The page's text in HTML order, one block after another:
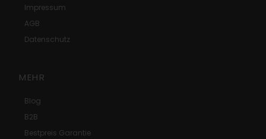
Impressum
AGB
Datenschutz
MEHR
Blog
B2B
Bestpreis Garantie